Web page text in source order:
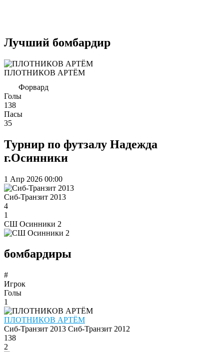
Лучший бомбардир
ПЛОТНИКОВ АРТЁМ
Форвард
Голы
138
Пасы
35
Турнир по футзалу Надежда
г.Осинники
1 Апр 2026 00:00
Сиб-Транзит 2013
4
1
СШ Осинники 2
бомбардиры
#
Игрок
Голы
1
ПЛОТНИКОВ АРТЁМ
Сиб-Транзит 2013 Сиб-Транзит 2012
138
2